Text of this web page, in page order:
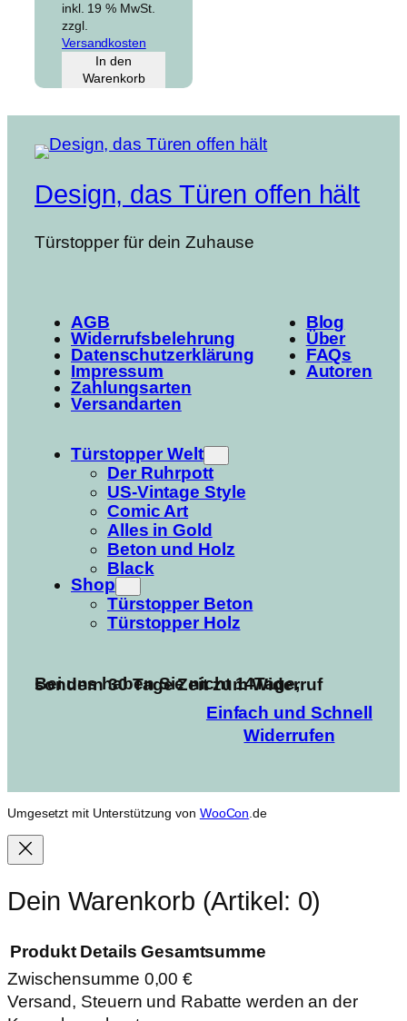
inkl. 19 % MwSt.
zzgl.
Versandkosten
In den
Warenkorb
Design, das Türen offen hält
Türstopper für dein Zuhause
AGB
Widerrufsbelehrung
Datenschutzerklärung
Impressum
Zahlungsarten
Versandarten
Blog
Über
FAQs
Autoren
Türstopper Welt
Der Ruhrpott
US-Vintage Style
Comic Art
Alles in Gold
Beton und Holz
Black
Shop
Türstopper Beton
Türstopper Holz
Bei uns haben Sie nicht 14Tage, sondern 30 Tage Zeit zum Widerruf
Einfach und Schnell
Widerrufen
Umgesetzt mit Unterstützung von WooCon.de
Dein Warenkorb (Artikel: 0)
Produkte
Produkt Details Gesamtsumme
Zwischensumme 0,00 €
Versand, Steuern und Rabatte werden an der